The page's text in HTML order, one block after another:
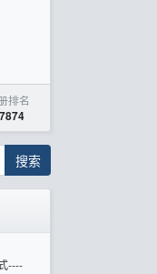
排名
搜索
----